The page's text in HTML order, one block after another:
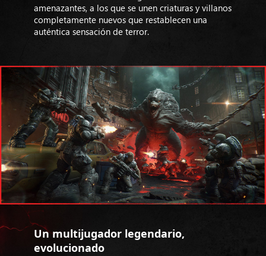
amenazantes, a los que se unen criaturas y villanos
completamente nuevos que restablecen una
auténtica sensación de terror.
Un multijugador legendario,
evolucionado